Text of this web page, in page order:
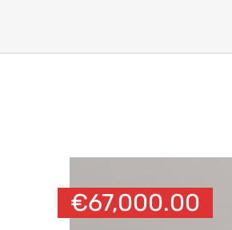
€67,000.00